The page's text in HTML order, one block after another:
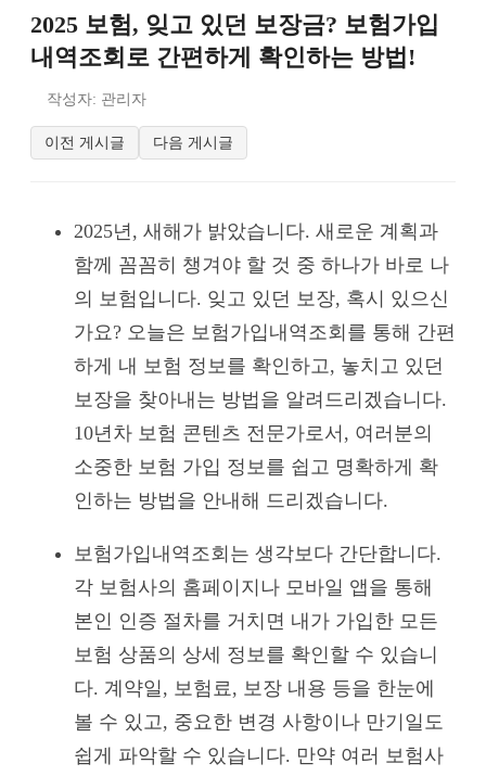
2025 보험, 잊고 있던 보장금? 보험가입
내역조회로 간편하게 확인하는 방법!
작성자: 관리자
이전 게시글 다음 게시글
2025년, 새해가 밝았습니다. 새로운 계획과
함께 꼼꼼히 챙겨야 할 것 중 하나가 바로 나
의 보험입니다. 잊고 있던 보장, 혹시 있으신
가요? 오늘은 보험가입내역조회를 통해 간편
하게 내 보험 정보를 확인하고, 놓치고 있던
보장을 찾아내는 방법을 알려드리겠습니다.
10년차 보험 콘텐츠 전문가로서, 여러분의
소중한 보험 가입 정보를 쉽고 명확하게 확
인하는 방법을 안내해 드리겠습니다.
보험가입내역조회는 생각보다 간단합니다.
각 보험사의 홈페이지나 모바일 앱을 통해
본인 인증 절차를 거치면 내가 가입한 모든
보험 상품의 상세 정보를 확인할 수 있습니
다. 계약일, 보험료, 보장 내용 등을 한눈에
볼 수 있고, 중요한 변경 사항이나 만기일도
쉽게 파악할 수 있습니다. 만약 여러 보험사